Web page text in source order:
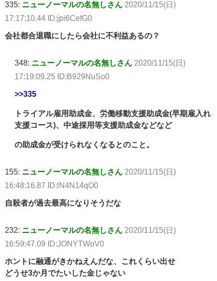
335: ニューノーマルの名無しさん 2020/11/15(日)
17:17:10.44 ID:jpi6CefG0
会社都合退職にしたら会社に不利益あるの？
348: ニューノーマルの名無しさん 2020/11/15(日)
17:19:09.25 ID:B929NuSo0
>>335
トライアル雇用助成金、労働移動支援助成金(早期雇入れ
支援コース)、中途採用等支援助成金などなど
の助成金が受けられなくなるとのこと。
155: ニューノーマルの名無しさん 2020/11/15(日)
16:48:16.87 ID:lN4N14qO0
自殺者が過去最高になりそうだな
232: ニューノーマルの名無しさん 2020/11/15(日)
16:59:47.09 ID:JONYTWoV0
ホントに融通がきかねえんだな、これくらい出せ
どうせ3か月でたいした金じゃない